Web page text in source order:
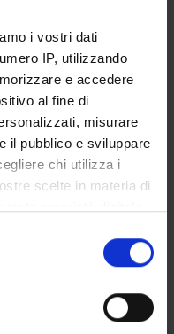
i vostri dati
IP, utilizzando
e accedere
al fine di
misurare
il pubblico e sviluppare
chi utilizza i
scelte in materia di
in qualsiasi
cookie o facendo clic